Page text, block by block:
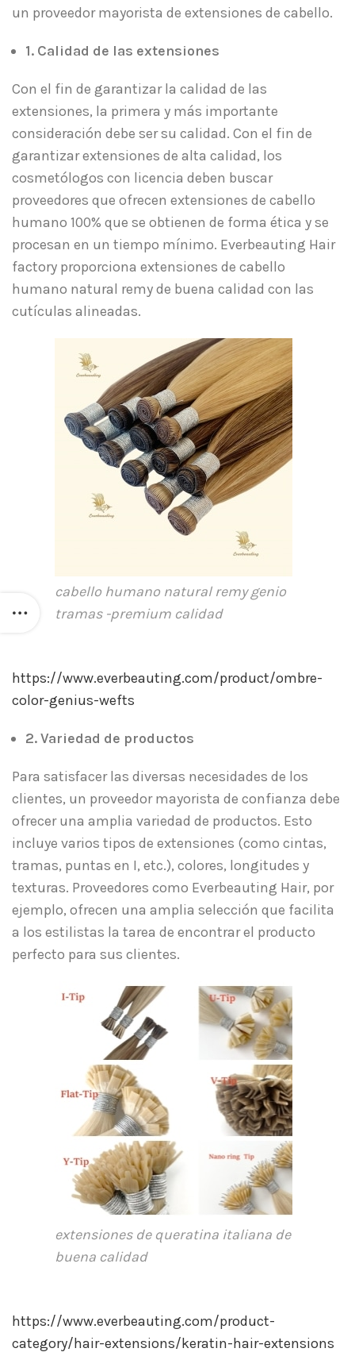
un proveedor mayorista de extensiones de cabello.
1. Calidad de las extensiones
Con el fin de garantizar la calidad de las
extensiones, la primera y más importante
consideración debe ser su calidad. Con el fin de
garantizar extensiones de alta calidad, los
cosmetólogos con licencia deben buscar
proveedores que ofrecen extensiones de cabello
humano 100% que se obtienen de forma ética y se
procesan en un tiempo mínimo. Everbeauting Hair
factory proporciona extensiones de cabello
humano natural remy de buena calidad con las
cutículas alineadas.
cabello humano natural remy genio
tramas -premium calidad
https://www.everbeauting.com/product/ombre-
color-genius-wefts
2. Variedad de productos
Para satisfacer las diversas necesidades de los
clientes, un proveedor mayorista de confianza debe
ofrecer una amplia variedad de productos. Esto
incluye varios tipos de extensiones (como cintas,
tramas, puntas en I, etc.), colores, longitudes y
texturas. Proveedores como Everbeauting Hair, por
ejemplo, ofrecen una amplia selección que facilita
a los estilistas la tarea de encontrar el producto
perfecto para sus clientes.
extensiones de queratina italiana de
buena calidad
https://www.everbeauting.com/product-
category/hair-extensions/keratin-hair-extensions